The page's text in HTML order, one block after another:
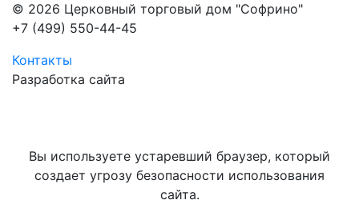
© 2026 Церковный торговый дом "Софрино"
+7 (499) 550-44-45
Контакты
Разработка сайта
Вы используете устаревший браузер, который
создает угрозу безопасности использования
сайта.